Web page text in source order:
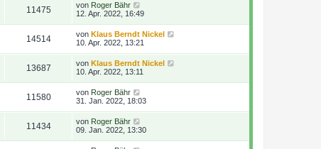
11475 von Roger Bähr
12. Apr. 2022, 16:49
14514 von Klaus Berndt Nickel
10. Apr. 2022, 13:21
13687 von Klaus Berndt Nickel
10. Apr. 2022, 13:11
11580 von Roger Bähr
31. Jan. 2022, 18:03
11434 von Roger Bähr
09. Jan. 2022, 13:30